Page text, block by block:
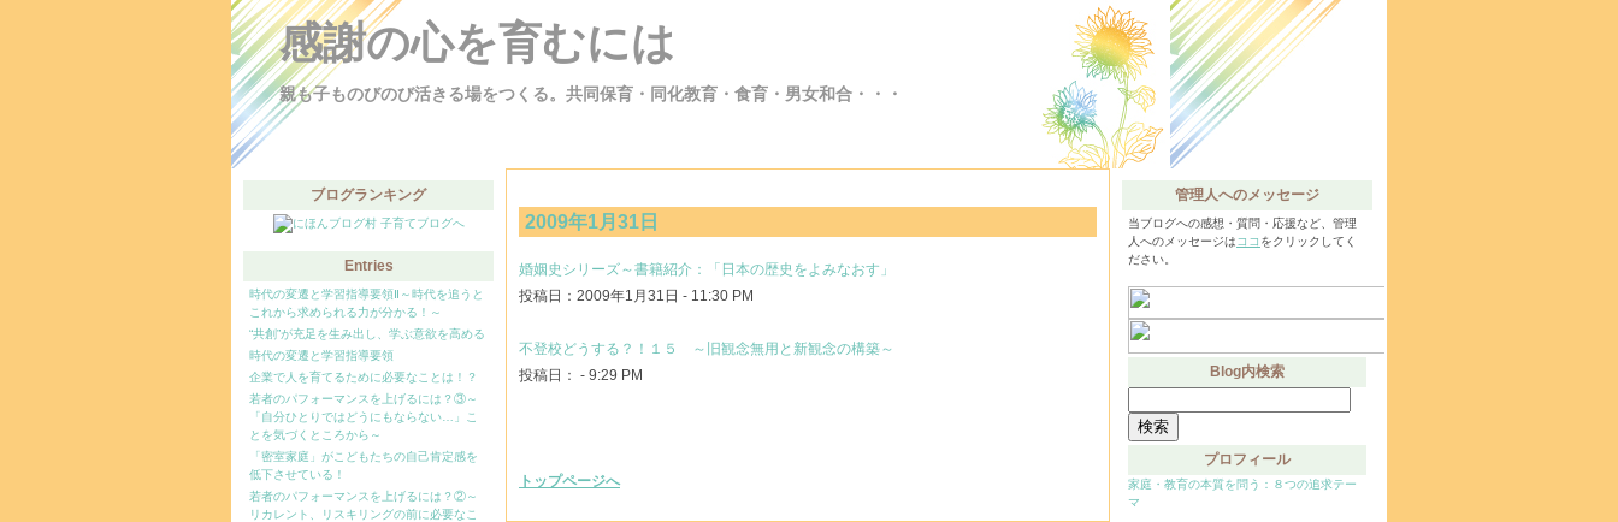
感謝の心を育むには
親も子ものびのび活きる場をつくる。共同保育・同化教育・食育・男女和合・・・
ブログランキング
Entries
時代の変遷と学習指導要領Ⅱ～時代を追うと
これから求められる力が分かる！～
“共創”が充足を生み出し、学ぶ意欲を高める
時代の変遷と学習指導要領
企業で人を育てるために必要なことは！？
若者のパフォーマンスを上げるには？③～
「自分ひとりではどうにもならない…」こ
とを気づくところから～
「密室家庭」がこどもたちの自己肯定感を
低下させている！
若者のパフォーマンスを上げるには？②～
リカレント、リスキリングの前に必要なこ
2009年1月31日
婚姻史シリーズ～書籍紹介：「日本の歴史をよみなおす」
投稿日：2009年1月31日 - 11:30 PM
不登校どうする？！１５ ～旧観念無用と新観念の構築～
投稿日： - 9:29 PM
トップページへ
管理人へのメッセージ
当ブログへの感想・質問・応援など、管理
人へのメッセージはココ をクリックしてく
ださい。
Blog内検索
索:
プロフィール
家庭・教育の本質を問う：８つの追求テー
マ